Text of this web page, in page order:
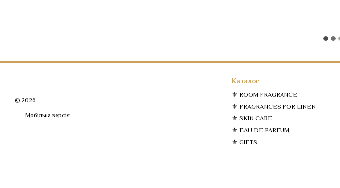
© 2026
Мобільна версія
Каталог
⚜️ ROOM FRAGRANCE
⚜️ FRAGRANCES FOR LINEN
⚜️ SKIN CARE
⚜️ EAU DE PARFUM
⚜️ GIFTS